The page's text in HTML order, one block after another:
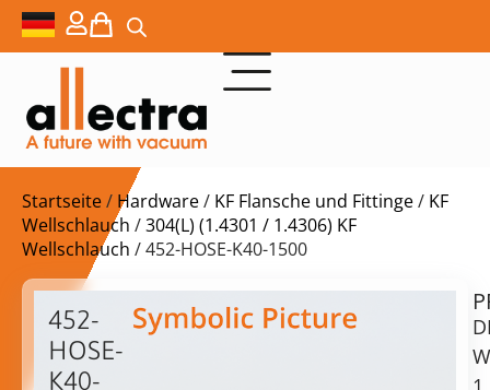
Startseite/ Hardware/ KF Flansche und Fittinge/ KF
Wellschlauch /304(L) (1.4301 / 1.4306) KF
Wellschlauch / 452-HOSE-K40-1500
452-
HOSE-
K40-
$ 151,00